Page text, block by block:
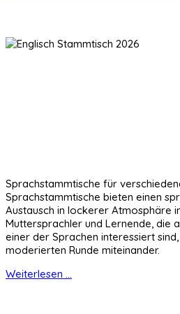
Sprachstammtische für
Sprachstammtische bieten einen
Austausch in lockerer Atmosphäre
Muttersprachler und Lernende, die
einer der Sprachen interessiert
moderierten Runde miteinander.
Weiterlesen ...